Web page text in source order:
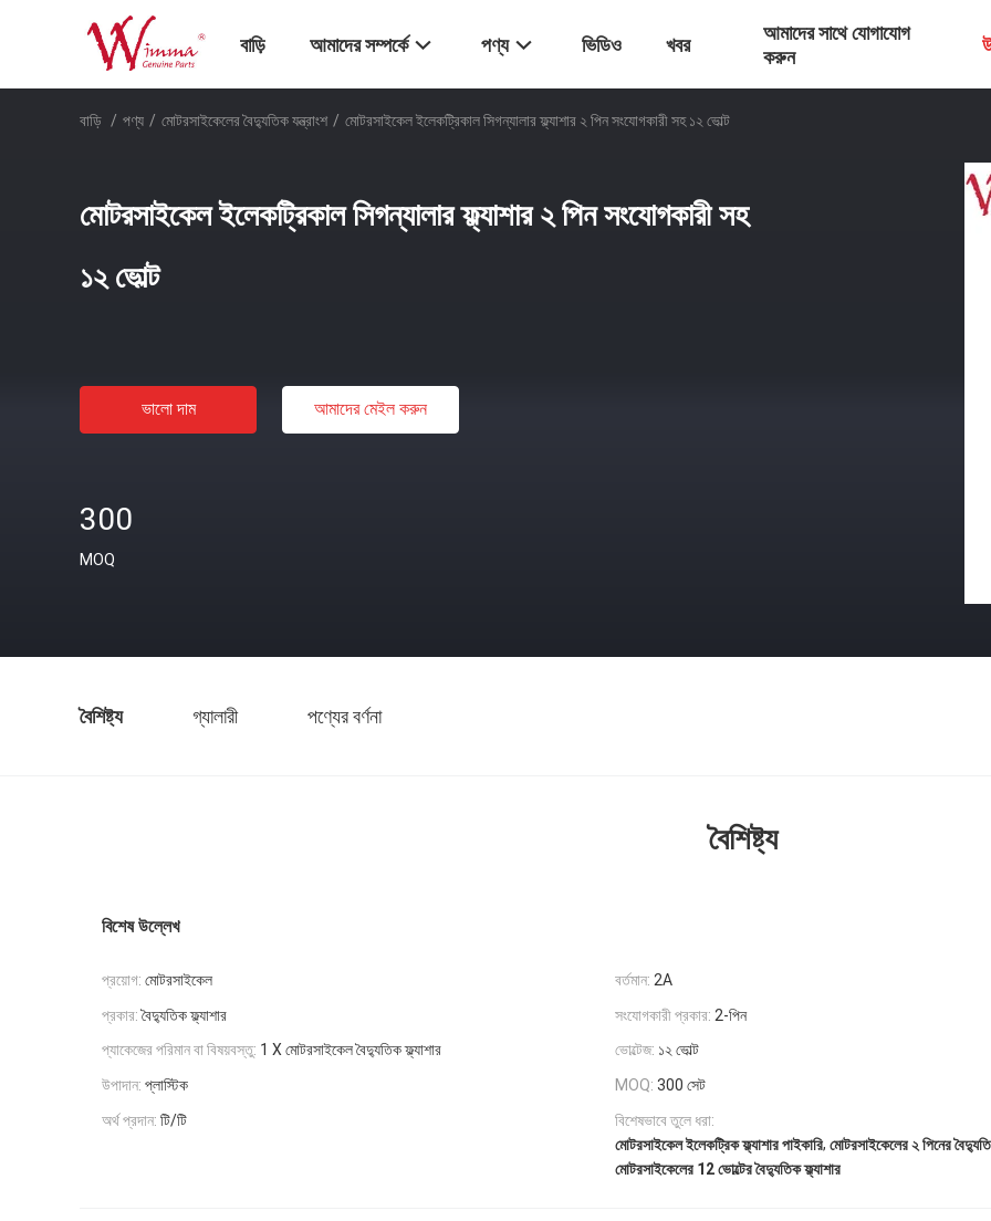
বাড়ি আমাদের সম্পর্কে পণ্য ভিডিও খবর
আমাদের সাথে যোগাযোগ
করুন
বাড়ি / পণ্য / মোটরসাইকেলের বৈদ্যুতিক যন্ত্রাংশ / মোটরসাইকেল ইলেকট্রিকাল সিগন্যালার ফ্ল্যাশার ২ পিন সংযোগকারী সহ ১২ ভোল্ট
মোটরসাইকেল ইলেকট্রিকাল সিগন্যালার ফ্ল্যাশার ২ পিন সংযোগকারী সহ
১২ ভোল্ট
ভালো দাম আমাদের মেইল ​​করুন
300
MOQ
বৈশিষ্ট্য গ্যালারী পণ্যের বর্ণনা
বৈশিষ্ট্য
বিশেষ উল্লেখ
প্রয়োগ: মোটরসাইকেল বর্তমান: 2A
প্রকার: বৈদ্যুতিক ফ্ল্যাশার সংযোগকারী প্রকার: 2-পিন
প্যাকেজের পরিমান বা বিষয়বস্তু: 1 X মোটরসাইকেল বৈদ্যুতিক ফ্ল্যাশার ভোল্টেজ: ১২ ভোল্ট
উপাদান: প্লাস্টিক MOQ: 300 সেট
অর্থ প্রদান: টি/টি
বিশেষভাবে তুলে ধরা:
মোটরসাইকেল ইলেকট্রিক ফ্ল্যাশার পাইকারি, মোটরসাইকেলের ২ পিনের
মোটরসাইকেলের 12 ভোল্টের বৈদ্যুতিক ফ্ল্যাশার